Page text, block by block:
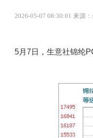
2026-05-07 08:30:01 来源
5月7日，生意社锦纶